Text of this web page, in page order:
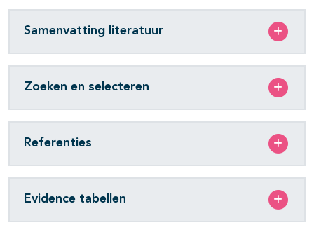
Samenvatting literatuur
Zoeken en selecteren
Referenties
Evidence tabellen